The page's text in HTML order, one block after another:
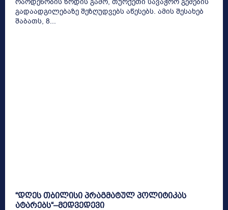
გადაადგილებაზე შეზღუდვებს აწესებს. ამის შესახებ
შაბათს, 8...
“დღეს თბილისი პრაგმატულ პოლიტიკას
ატარებს“–მედვედევი